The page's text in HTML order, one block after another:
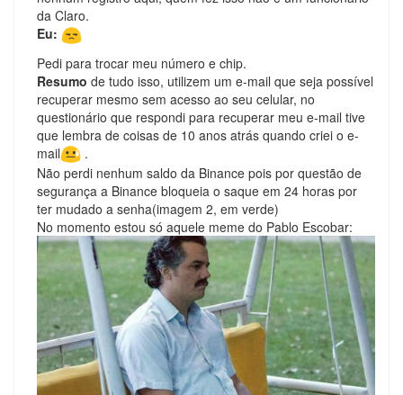
da Claro.
Eu:
Pedi para trocar meu número e chip.
Resumo de tudo isso, utilizem um e-mail que seja possível
recuperar mesmo sem acesso ao seu celular, no
questionário que respondi para recuperar meu e-mail tive
que lembra de coisas de 10 anos atrás quando criei o e-
mail
.
Não perdi nenhum saldo da Binance pois por questão de
segurança a Binance bloqueia o saque em 24 horas por
ter mudado a senha(imagem 2, em verde)
No momento estou só aquele meme do Pablo Escobar: